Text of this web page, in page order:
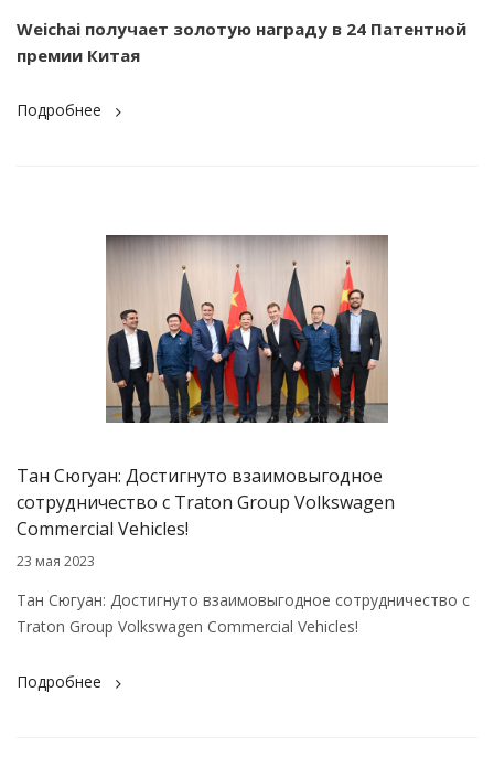
Weichai получает золотую награду в 24 Патентной
премии Китая
Подробнее
Тан Сюгуан: Достигнуто взаимовыгодное
сотрудничество с Traton Group Volkswagen
Commercial Vehicles!
23 мая 2023
Тан Сюгуан: Достигнуто взаимовыгодное сотрудничество с
Traton Group Volkswagen Commercial Vehicles!
Подробнее